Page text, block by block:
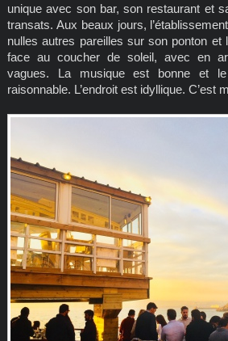
unique avec son bar, son restaurant et
transats. Aux beaux jours,
nulles autres pareilles sur son ponton et
face au coucher de soleil, avec en
vagues. La musique est bonne et
raisonnable. L’endroit est idyllique. C’est